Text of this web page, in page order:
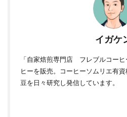
イガケ
「自家焙煎専門店 フレブルコー
ヒーを販売。コーヒーソムリエ有
豆を日々研究し発信しています。